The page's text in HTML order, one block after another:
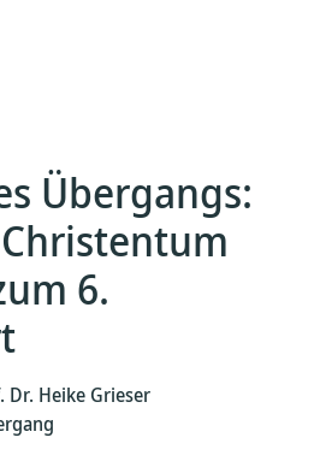
Übergangs:
6.
Dr. Heike Grieser